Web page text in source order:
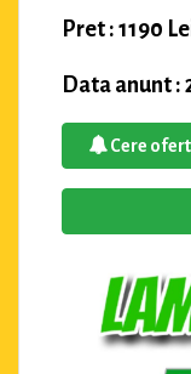
Pret : 1190
Data anunt :
Cere